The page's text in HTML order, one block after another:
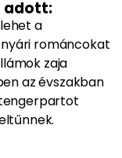
adott:
a
románcokat
zaja
az évszakban